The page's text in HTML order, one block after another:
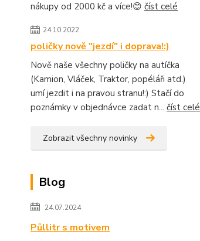
nákupy od 2000 kč a více!😊 číst celé
24.10.2022
poličky nově "jezdí" i doprava!:)
Nově naše všechny poličky na autíčka
(Kamion, Vláček, Traktor, popéláři atd.)
umí jezdit i na pravou stranu!:) Stačí do
poznámky v objednávce zadat n... číst celé
Zobrazit všechny novinky
Blog
24.07.2024
Půllitr s motivem